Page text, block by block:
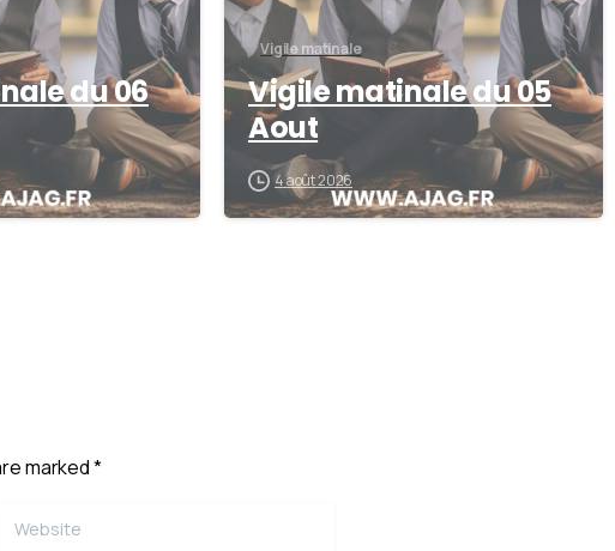
du 06
Vigile matinale
Vigile matinale du 05
Aout
4 août 2026
marked *
Website